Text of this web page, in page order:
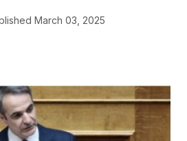
March 03, 2025